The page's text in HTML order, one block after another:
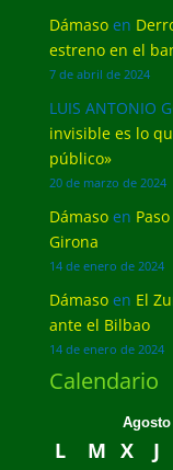
Dámasoen
estreno en el
7 de abril de 2024
LUIS ANTONIO
invisible es lo
público»
20 de marzo de 2024
Dámasoen
Girona
14 de enero de 2024
Dámasoen El
ante el Bilbao
14 de enero de 2024
Calendario
Agosto
L M X J